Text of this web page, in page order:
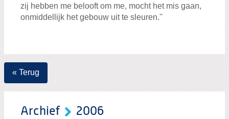
zij hebben me belooft om me, mocht het mis gaan,
onmiddellijk het gebouw uit te sleuren.''
« Terug
Archief 2006